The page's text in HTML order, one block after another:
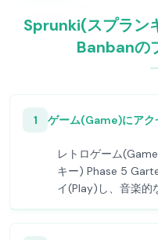
Sprunki(スプラン
Banbanの
1 ゲーム(Game)にアク
レトロゲーム
キー) Phase 5
イ(Play)し、音楽的